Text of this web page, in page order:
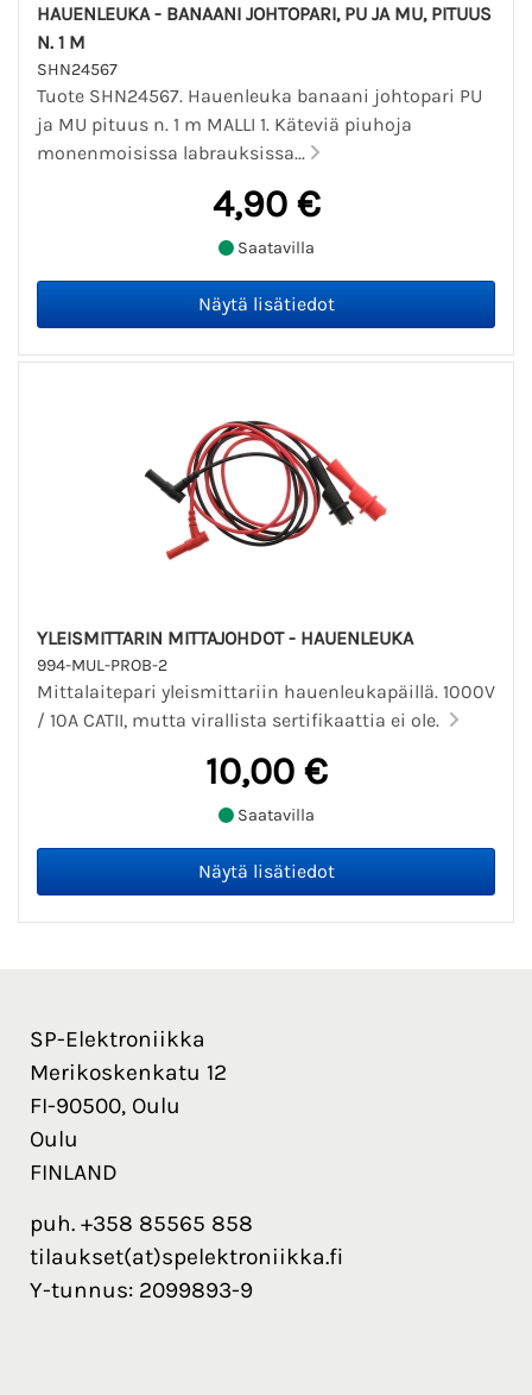
HAUENLEUKA - BANAANI JOHTOPARI, PU JA MU, PITUUS
N. 1 M
SHN24567
Tuote SHN24567. Hauenleuka banaani johtopari PU
ja MU pituus n. 1 m MALLI 1. Käteviä piuhoja
monenmoisissa labrauksissa...
4,90 €
Saatavilla
YLEISMITTARIN MITTAJOHDOT - HAUENLEUKA
994-MUL-PROB-2
Mittalaitepari yleismittariin hauenleukapäillä. 1000V
/ 10A CATII, mutta virallista sertifikaattia ei ole.
10,00 €
Saatavilla
SP-Elektroniikka
Merikoskenkatu 12
FI-90500, Oulu
Oulu
FINLAND
puh. +358 85565 858
tilaukset(at)spelektroniikka.fi
Y-tunnus: 2099893-9